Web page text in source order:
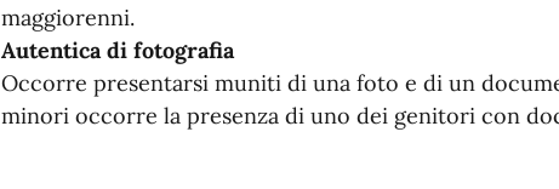
maggiorenni.
Autentica di fotografia
Occorre presentarsi muniti di una foto e di un
minori occorre la presenza di uno dei genitori con